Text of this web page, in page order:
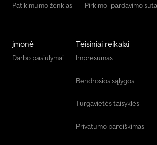
Patikimumo ženklas Pirkimo–pardavimo
įmonė
Darbo pasiūlymai
Teisiniai reikalai
Impresumas
Bendrosios sąlygos
Turgavietės taisyklės
Privatumo pareiškimas